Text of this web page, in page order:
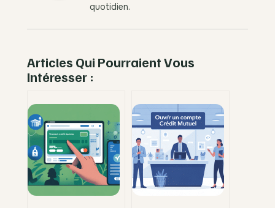
quotidien.
Articles Qui Pourraient Vous
Intéresser :